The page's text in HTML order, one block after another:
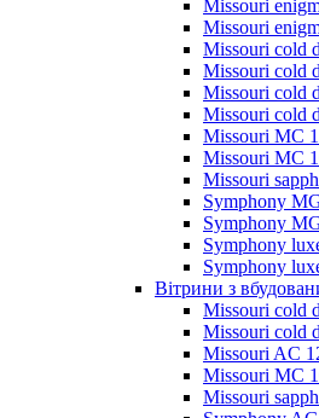
Missouri
Missouri
Missouri cold
Missouri cold
Missouri cold
Missouri cold
Missouri MC
Missouri MC
Missouri
Symphony
Symphony
Symphony
Symphony
Вітрини з
Missouri cold
Missouri cold
Missouri AC
Missouri MC
Missouri